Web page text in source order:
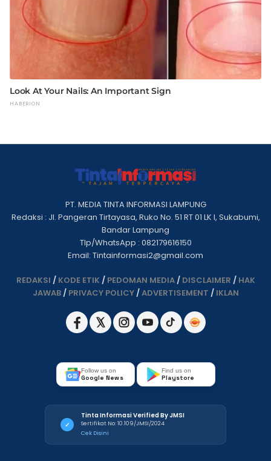
PT. MEDIA TINTA INFORMASI LAMPUNG
Redaksi : Jl. Pangeran Tirtayasa, Ruko No. 51 RT 01 LK I, Sukabumi,
Bandar Lampung
Tlp/WhatsApp : 082179616150
Email: Tintainformasi2@gmail.com
REDAKSI / KODE ETIK / PEDOMAN MEDIA/ DISCLAIMER / HAK
JAWAB/ PRIVACY POLICY/ADVERTISEMENT / IKLAN
Follow us on
Google News
Find us on
Playstore
✓
Tinta Informasi Verified By JMSI
Sertifikat No: 10.109/JMSI/2024
Cek Disini